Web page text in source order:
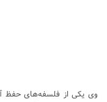
وی یکی از فلسفه‌های حفظ